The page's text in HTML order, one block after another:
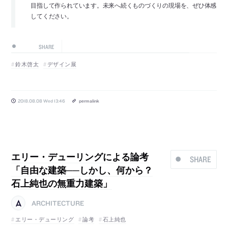
目指して作られています。未来へ続くものづくりの現場を、ぜひ体感
してください。
SHARE
鈴木啓太 デザイン展
2018.08.08 Wed 13:46 permalink
SHARE
エリー・デューリングによる論考
「自由な建築──しかし、何から？
石上純也の無重力建築」
ARCHITECTURE
エリー・デューリング
論考 石上純也